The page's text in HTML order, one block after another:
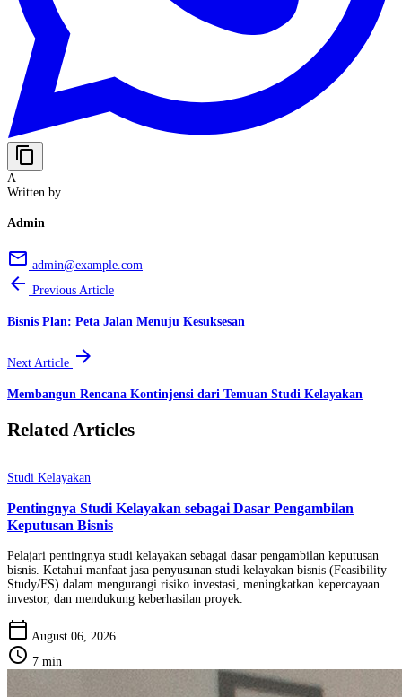
content_copy
A
Written by
Admin
email admin@example.com
arrow_back Previous Article
Bisnis Plan: Peta Jalan Menuju Kesuksesan
Next Article arrow_forward
Membangun Rencana Kontinjensi dari Temuan Studi Kelayakan
Related Articles